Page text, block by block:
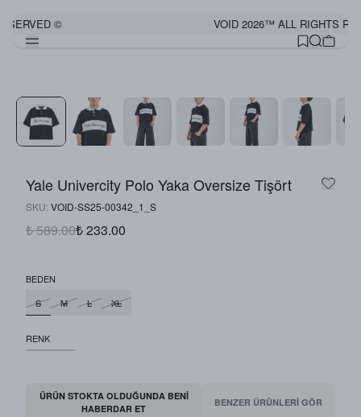
© VOID 2026™ ALL RIGHTS
Yale Univercity Polo Yaka Oversize Tişört
SKU: VOID-SS25-00342_1_S
₺ 589.00₺ 233.00
BEDEN
S
M L XL
RENK
ÜRÜN STOKTA OLDUĞUNDA BENI
HABERDAR ET
BENZER ÜRÜNLERİ GÖR